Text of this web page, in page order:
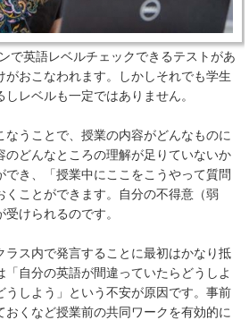
で英語レベルチェックできるテストがあ
がおこなわれます。しかしそれでも学生
レベルも一定ではありません。
うことで、授業の内容がどんなものに
のどんなところの理解が足りていないか
でき、「授業中にここをこうやって質問
くことができます。自分の不得意（弱
けられるのです。
ラス内で発言することに最初はかなり抵
自分の英語が間違っていたらどうしよ
うしよう」という不安が原因です。事前
おくなど授業前の共同ワークを有効的に